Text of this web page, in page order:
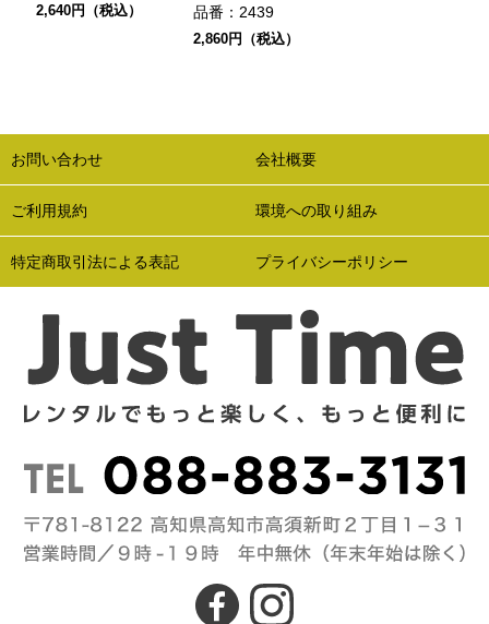
2,640円（税込） 品番： 2439
2,860円（税込）
お問い合わせ 会社概要
ご利用規約 環境への取り組み
特定商取引法による表記 プライバシーポリシー